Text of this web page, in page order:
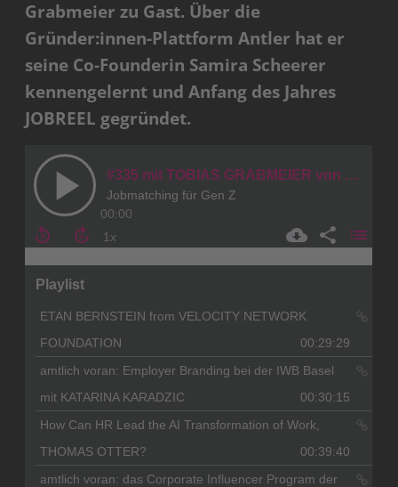
Grabmeier zu Gast. Über die
Gründer:innen-Plattform Antler hat er
seine Co-Founderin Samira Scheerer
kennengelernt und Anfang des Jahres
JOBREEL gegründet.